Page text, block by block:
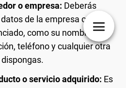
o empresa: Deberás
de la empresa o
como su nombre
teléfono y cualquier otra
o servicio adquirido: Es